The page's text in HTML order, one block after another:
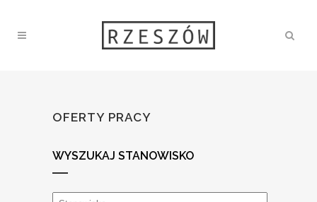
OFERTY PRACY
WYSZUKAJ STANOWISKO